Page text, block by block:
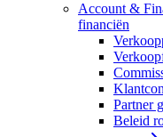
Account &
financiën
Partner
Beleid